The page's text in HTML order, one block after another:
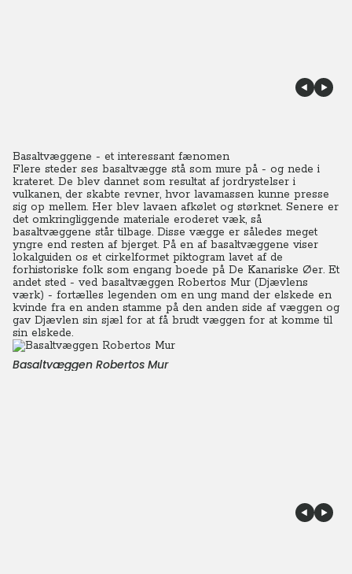
Basaltvæggene - et interessant fænomen
Flere steder ses basaltvægge stå som mure på - og nede i
krateret. De blev dannet som resultat af jordrystelser i
vulkanen, der skabte revner, hvor lavamassen kunne presse
sig op mellem. Her blev lavaen afkølet og størknet. Senere er
det omkringliggende materiale eroderet væk, så
basaltvæggene står tilbage. Disse vægge er således meget
yngre end resten af bjerget. På en af basaltvæggene viser
lokalguiden os et cirkelformet piktogram lavet af de
forhistoriske folk som engang boede på De Kanariske Øer. Et
andet sted - ved basaltvæggen Robertos Mur (Djævlens
værk) - fortælles legenden om en ung mand der elskede en
kvinde fra en anden stamme på den anden side af væggen og
gav Djævlen sin sjæl for at få brudt væggen for at komme til
sin elskede.
Basaltvæggen Robertos Mur